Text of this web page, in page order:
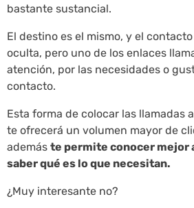
bastante sustancial.
El destino es el mismo, y el
oculta, pero uno de los enlaces
atención, por las necesidades o
contacto.
Esta forma de colocar las llamadas
te ofrecerá un volumen mayor de
además te permite conocer mejor
saber qué es lo que necesitan.
¿Muy interesante no?